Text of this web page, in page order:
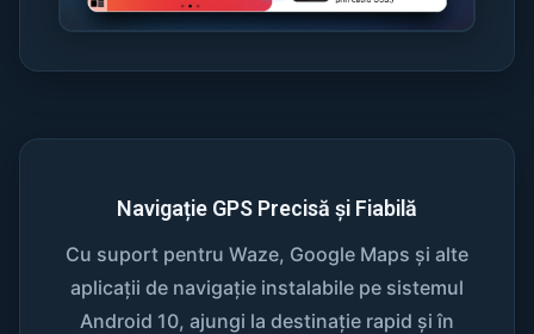
Navigație GPS Precisă și Fiabilă
Cu suport pentru Waze, Google Maps și alte
aplicații de navigație instalabile pe sistemul
Android 10, ajungi la destinație rapid și în